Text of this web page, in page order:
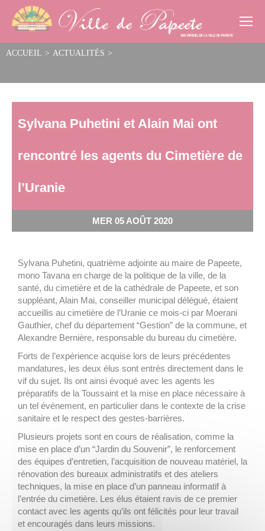
ACCUEIL > ACTUALITÉS >
Sylvana Puhetini et Alain Mai ont
rencontré les agents du Cimetière de
l’Uranie
MER 05 AOÛT 2020
Sylvana Puhetini, quatrième adjointe au maire de Papeete,
mono Tavana en charge de la politique de la ville, de la
santé, du cimetière et de la cathédrale de Papeete, et son
suppléant, Alain Mai, conseiller municipal délégué, étaient
accueillis au cimetière de l’Uranie ce mois-ci par Moerani
Gauthier, chef du département “Gestion” de la commune, et
Alexandre Bernière, responsable du bureau du cimetière.
Forts de l’expérience acquise lors de leurs précédentes
mandatures, les deux élus sont entrés directement dans le
vif du sujet. Ils ont ainsi évoqué avec les agents les
préparatifs de la Toussaint et la mise en place nécessaire à
un tel événement, en particulier dans le contexte de la crise
sanitaire et le respect des gestes-barrières.
Plusieurs projets sont en cours de réalisation, comme la
mise en place d’un “Jardin du Souvenir”, le renforcement
des équipes d’entretien, l’acquisition de nouveau matériel, la
rénovation des bureaux administratifs et des ateliers
techniques, la mise en place d’un panneau informatif à
l’entrée du cimetière. Les élus étaient ravis de ce premier
contact avec les agents qu’ils ont félicités pour leur travail
et encouragés dans leurs missions.
Cookies management panel